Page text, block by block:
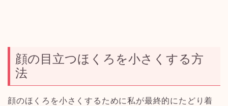
顔の目立つほくろを小さくする方
法
顔のほくろを小さくするために私が最終的にたどり着